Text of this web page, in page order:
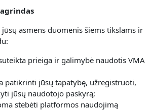
asmens duomenis šiems tikslams ir
prieiga ir galimybė naudotis VMA
patikrinti jūsų tapatybę, užregistruoti,
jūsų naudotojo paskyrą;
stebėti platformos naudojimą